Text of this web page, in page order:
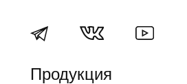
Продукция